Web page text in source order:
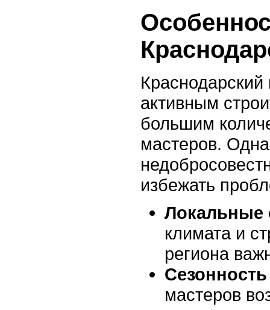
активным
большим
мастеров.
избежать
Локальные
климата и
региона
Сезонность
мастеров